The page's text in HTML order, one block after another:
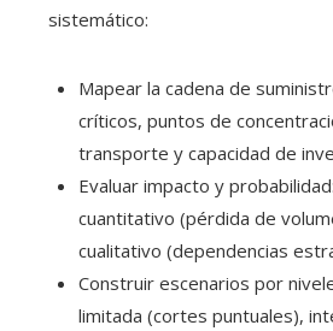
sistemático:
Mapear la cadena de
críticos, puntos de
transporte y capacidad de
Evaluar impacto y
cuantitativo (pérdida de
cualitativo (dependencias
Construir escenarios por
limitada (cortes puntuales),